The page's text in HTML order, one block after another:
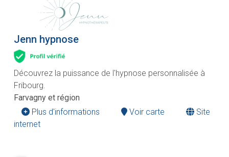
Jenn hypnose
Découvrez la puissance de l'hypnose personnalisée à
Fribourg.
Farvagny et région
Plus d'informations
Voir carte
Site
internet